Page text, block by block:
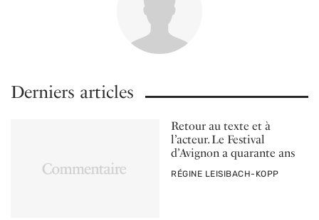
Derniers articles
Retour au texte et à
l’acteur. Le Festival
d’Avignon a quarante ans
PAR
RÉGINE LEISIBACH-KOPP